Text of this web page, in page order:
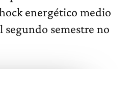
energético medio
segundo semestre no